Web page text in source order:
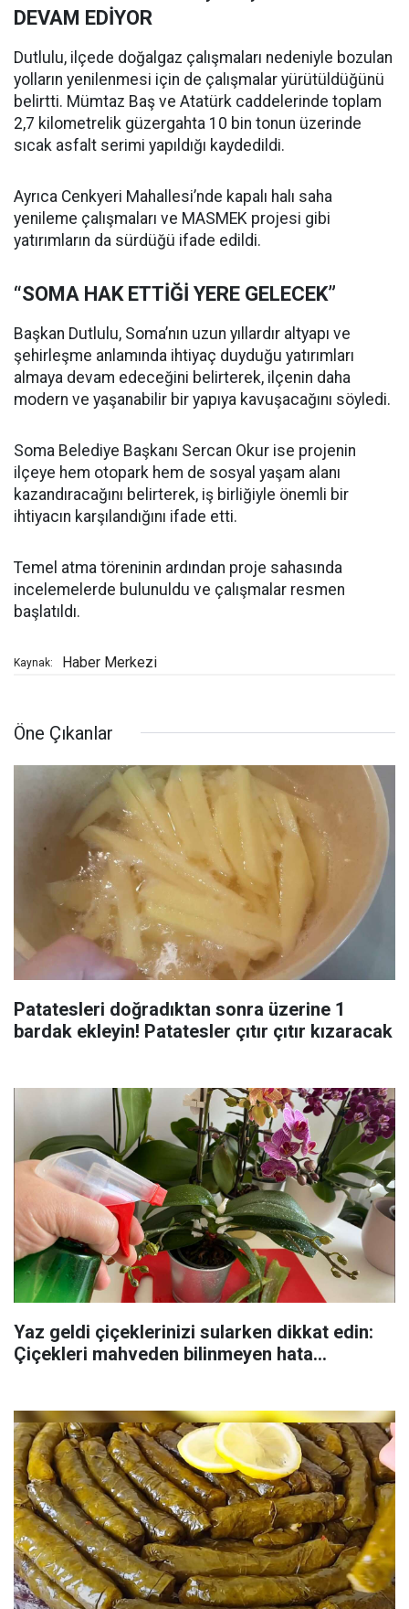
DEVAM EDİYOR
Dutlulu, ilçede doğalgaz çalışmaları nedeniyle bozulan
yolların yenilenmesi için de çalışmalar yürütüldüğünü
belirtti. Mümtaz Baş ve Atatürk caddelerinde toplam
2,7 kilometrelik güzergahta 10 bin tonun üzerinde
sıcak asfalt serimi yapıldığı kaydedildi.
Ayrıca Cenkyeri Mahallesi’nde kapalı halı saha
yenileme çalışmaları ve MASMEK projesi gibi
yatırımların da sürdüğü ifade edildi.
“SOMA HAK ETTİĞİ YERE GELECEK”
Başkan Dutlulu, Soma’nın uzun yıllardır altyapı ve
şehirleşme anlamında ihtiyaç duyduğu yatırımları
almaya devam edeceğini belirterek, ilçenin daha
modern ve yaşanabilir bir yapıya kavuşacağını söyledi.
Soma Belediye Başkanı Sercan Okur ise projenin
ilçeye hem otopark hem de sosyal yaşam alanı
kazandıracağını belirterek, iş birliğiyle önemli bir
ihtiyacın karşılandığını ifade etti.
Temel atma töreninin ardından proje sahasında
incelemelerde bulunuldu ve çalışmalar resmen
başlatıldı.
Kaynak: Haber Merkezi
Öne Çıkanlar
Patatesleri doğradıktan sonra üzerine 1
bardak ekleyin! Patatesler çıtır çıtır kızaracak
Yaz geldi çiçeklerinizi sularken dikkat edin:
Çiçekleri mahveden bilinmeyen hata...